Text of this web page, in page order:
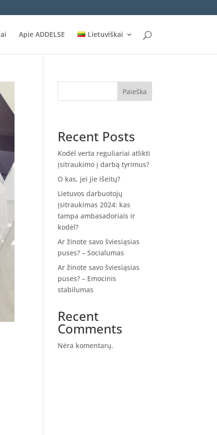
Apie ADDELSE Lietuviškai
Paieška
Recent Posts
Kodėl verta reguliariai atlikti
įsitraukimo į darbą tyrimus?
O kas, jei jie išeitų?
Lietuvos darbuotojų
įsitraukimas 2024: kas
tampa ambasadoriais ir
kodėl?
Ar žinote savo šviesiąsias
puses? – Socialumas
Ar žinote savo šviesiąsias
puses? – Emocinis
stabilumas
Recent
Comments
Nėra komentarų.